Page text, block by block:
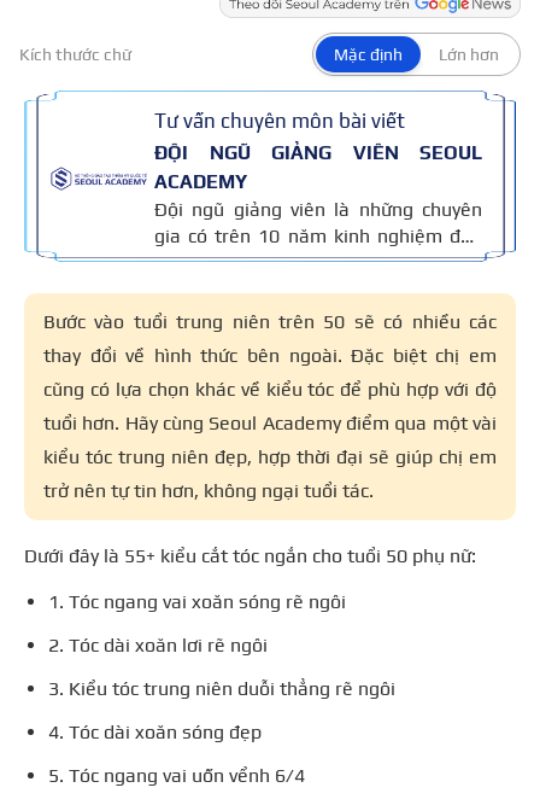
Kích thước chữ Mặc định Lớn hơn
Tư vấn chuyên môn bài viết
ĐỘI NGŨ GIẢNG VIÊN SEOUL
ACADEMY
Đội ngũ giảng viên là những chuyên
gia có trên 10 năm kinh nghiệm đào
tạo nghề và kiến thức thẩm mỹ
chuyên môn sâu về spa, phun xăm,
nối mi, trang điểm, tóc. Nội dung bài
đào tạo và kinh nghiệm giảng dạy
thực tế, đồng thời được cập nhật
thường xuyên để đảm bảo tính chính
xác.
Bước vào tuổi trung niên trên 50 sẽ có nhiều các
thay đổi về hình thức bên ngoài. Đặc biệt chị em
cũng có lựa chọn khác về kiểu tóc để phù hợp với độ
tuổi hơn. Hãy cùng Seoul Academy điểm qua một vài
kiểu tóc trung niên đẹp, hợp thời đại sẽ giúp chị em
trở nên tự tin hơn, không ngại tuổi tác.
Dưới đây là 55+ kiểu cắt tóc ngắn cho tuổi 50 phụ nữ:
1. Tóc ngang vai xoăn sóng rẽ ngôi
2. Tóc dài xoăn lơi rẽ ngôi
3. Kiểu tóc trung niên duỗi thẳng rẽ ngôi
4. Tóc dài xoăn sóng đẹp
5. Tóc ngang vai uốn vểnh 6/4